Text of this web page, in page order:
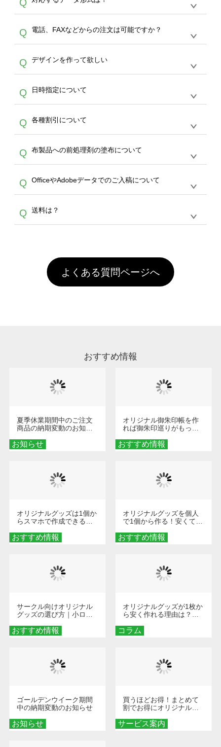
生産にて承っております。デザインツールから
デザインの作成から決済まで完了できます。
30枚以上やシルク印刷など、大口注文の場合
は、サポートが担当するエコバッグコンシェル
やタンブラーコンシェルをご利用ください。製
作する数量が多ければ多いほど、オンデマンド
サービスよりも低価格で製作することが可能で
す。
Q
A
ドできるデータ形式は、JPG / PNG / AI / PSD /
PDF 形式になります。データの最大サイズ
写真などもアップロード可能です。使用できな
い画像はエラーになります。（※ Illustratorか
らの直接入稿には対応していません。AIで保存
し、デザインツールからアップロードして下さ
い）
Q 電話、FAXなどからの注文は可能ですか？
A
文のみ受け付けております。30個以上のご製
作をお考えの方は、サポートが担当するエコバ
スをご利用頂ければ、電話やFAX、メールなど
でご注文が可能です。
Q デザインを作って欲しい
A
を作って欲しい。などの場合は、製作数量が
30個以上であれば、サポート担当が、デザイ
バッグコンシェル
サー
ビスをご利用ください。(※ 30個以下の場合
は、デザインツールをご利用ください)
Q 日時指定について
A
ん。発送後18時以降に配送業者・伝票番号を
メールでお知らせいたしますので、直接配送業
者にご連絡いただき調整をお願い致します。
Q 各種割引について
A
カート内で自動的に割引(最大50%)が適用され
ます。 【付与ポイント】購入金額の1％が1ポ
イントとして付与され、次回ご注文時に1ポイ
ント＝1円としてお使いいただけます。ポイン
トは発送完了の翌日に付与され、次回ご注文時
からご利用頂けます。ポイントの有効期限は一
年間です。【会員ランク】過去10カ月のご注
文回数により会員ランク割引(最大5%)が適用
頂いても、ログインがされていなければ、ラン
クにカウントがされません。
Q 布製品への前処理剤の塗布について
A
意点（前処理剤）】カラー生地（Tシャツのホ
ワイト、トートバッグのナチュラル、ホワイト
といって、プリントを定着させるための処理剤
を塗布しており、短納期・低価格で商品をお届
害な性質で、水洗いで落とすことが可能です。
お手数ですが、お客様ご自身にて着用前に落と
していただけますようお願いいたします。※1
通常注文・直送機能でのご注文に関わらず、前
Q OfficeやAdobeデータでのご入稿について
A
ません。いずれのデータも該当デザインのみ画
像(JPEG,PNG,GIF,PDF)に変換、またはAdobe
Q 送料は？
引」などによるお値引きで4,000円未満になる
場合は送料がかかりますので、ご注意くださ
い。
よくある質問ページへ
おすすめ情報
お知らせ
夏季休業期間中のご注文
商品の納期変動のお知ら
おすすめ情報
オリジナル御朱印帳を作
れば御朱印巡りがもっと
ダーメイドする魅力と選
び方
おすすめ情報
オリジナルグッズは1個か
らスマホで作成できる！
くなる巾着＆ポーチ活用
術
おすすめ情報
オリジナルグッズを個人
で1個から作る！安くて簡
秘訣
おすすめ情報
サークル向けオリジナル
グッズの選び方｜小ロッ
める秘訣
コラム
オリジナルグッズが1枚か
ら安く作れる理由は？オ
とメリットを解説
お知らせ
ゴールデンウイーク期間
中の納期変動のお知らせ
サービス案内
買うほどお得！まとめて
割でお得にオリジナルグ